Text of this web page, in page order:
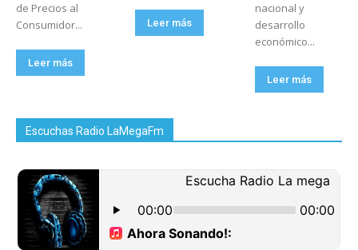
de Precios al
Consumidor...
Leer más
Leer más
nacional y
desarrollo
económico...
Leer más
Escuchas Radio LaMegaFm